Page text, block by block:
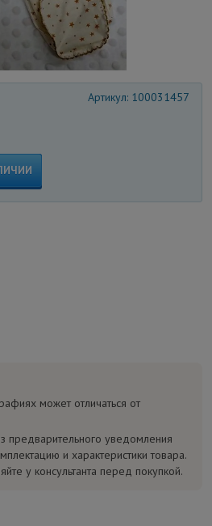
Артикул: 100031457
может отличаться от
предварительного уведомления
и характеристики товара.
у консультанта перед покупкой.